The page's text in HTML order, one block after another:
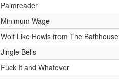
Palmreader
Minimum Wage
Wolf Like Howls from The Bathhouse
Jingle Bells
Fuck It and Whatever